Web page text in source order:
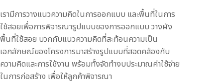
เรามีการวางแนวความคิดในการออกแบบ และพื้นที่ในการ
ใช้สอยเพื่อการพิจารณารูปแบบของการออกแบบ วางผัง
พื้นที่ใช้สอย บวกกับแนวความคิดที่สะท้อนความเป็น
เอกลักษณ์ของโครงการมาสร้างรูปแบบที่สอดคล้องกับ
ความคิดและการใช้งาน พร้อมทั้งจัดทำงบประมาณค่าใช้จ่าย
ในการก่อสร้าง เพื่อให้ลูกค้าพิจารณา